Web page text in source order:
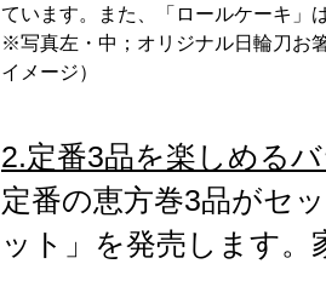
ています。また、「ロールケーキ
※写真左・中；オリジナル日輪刀お
イメージ）
2.定番3品を楽しめる
定番の恵方巻3品がセ
ット」を発売します